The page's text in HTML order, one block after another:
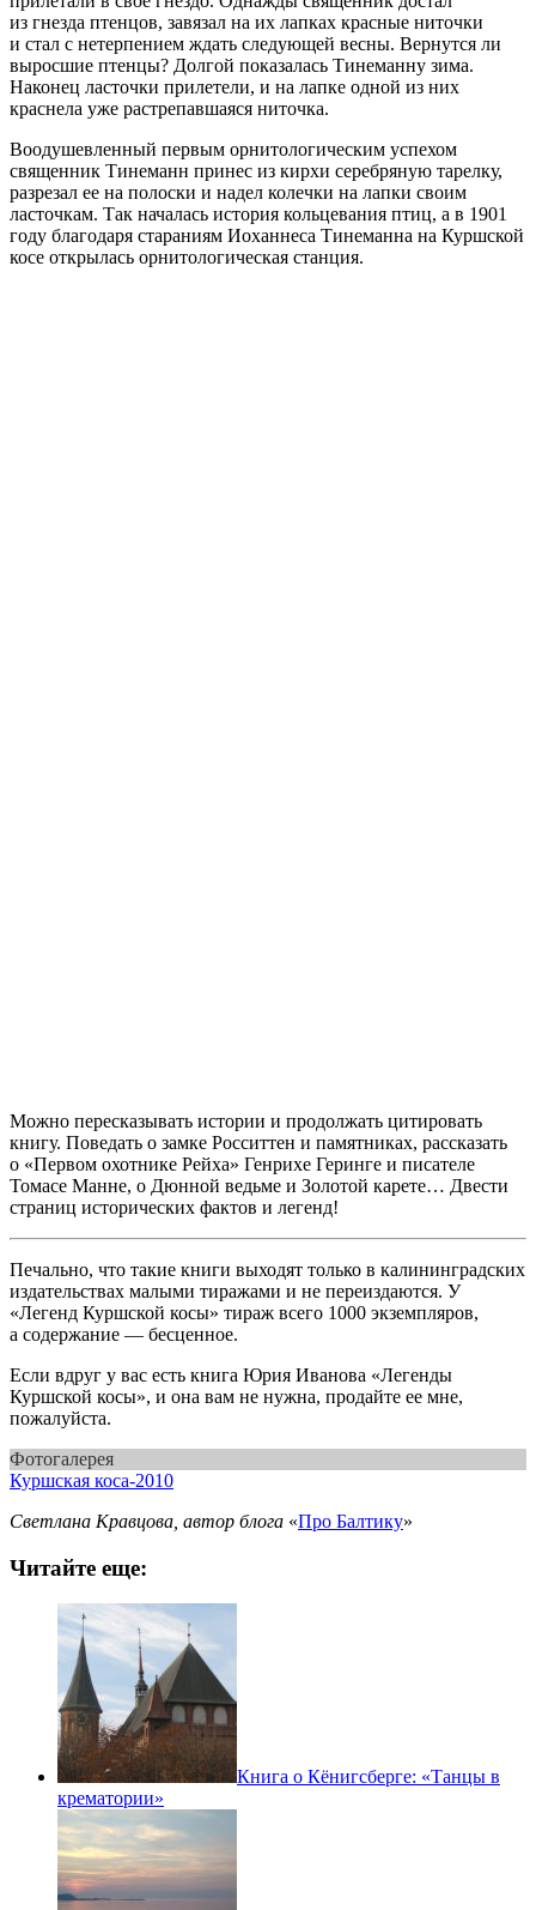
из гнезда птенцов, завязал на их лапках красные ниточки
и стал с нетерпением ждать следующей весны. Вернутся ли
выросшие птенцы? Долгой показалась Тинеманну зима.
Наконец ласточки прилетели, и на лапке одной из них
краснела уже растрепавшаяся ниточка.
Воодушевленный первым орнитологическим успехом
священник Тинеманн принес из кирхи серебряную тарелку,
разрезал ее на полоски и надел колечки на лапки своим
ласточкам. Так началась история кольцевания птиц, а в 1901
году благодаря стараниям Иоханнеса Тинеманна на Куршской
косе открылась орнитологическая станция.
Можно пересказывать истории и продолжать цитировать
книгу. Поведать о замке Росситтен и памятниках, рассказать
о «Первом охотнике Рейха» Генрихе Геринге и писателе
Томасе Манне, о Дюнной ведьме и Золотой карете… Двести
страниц исторических фактов и легенд!
Печально, что такие книги выходят только в калининградских
издательствах малыми тиражами и не переиздаются. У
«Легенд Куршской косы» тираж всего 1000 экземпляров,
а содержание — бесценное.
Если вдруг у вас есть книга Юрия Иванова «Легенды
Куршской косы», и она вам не нужна, продайте ее мне,
пожалуйста.
Фотогалерея
Куршская коса-2010
Светлана Кравцова, автор блога «Про Балтику»
Читайте еще:
Книга о Кёнигсберге: «Танцы в
крематории»